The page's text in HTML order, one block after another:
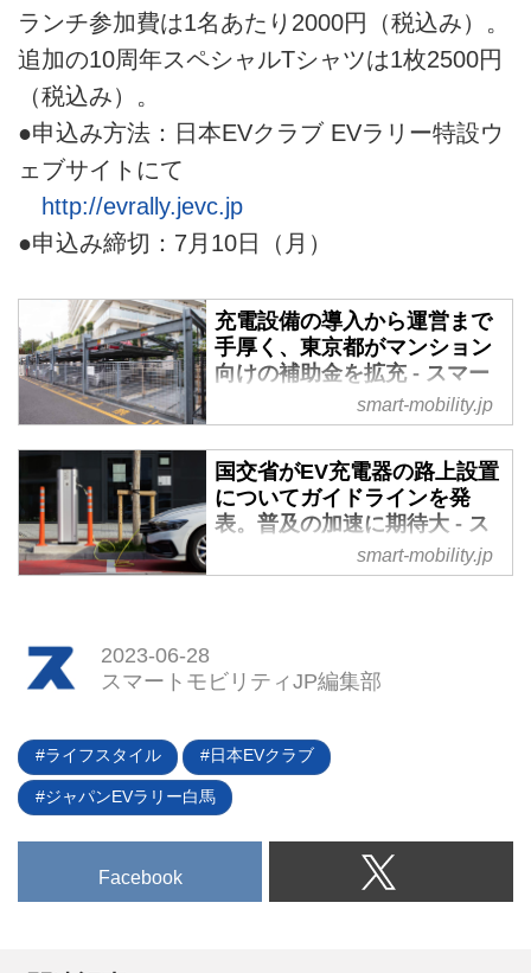
ランチ参加費は1名あたり2000円（税込み）。
追加の10周年スペシャルTシャツは1枚2500円
（税込み）。
●申込み方法：日本EVクラブ EVラリー特設ウ
ェブサイトにて
http://evrally.jevc.jp
●申込み締切：7月10日（月）
充電設備の導入から運営まで
手厚く、東京都がマンション
向けの補助金を拡充 - スマー
トモビリティJP
ため、令和5年度も集合住宅、戸
建住宅への充電設備導入の助成事
業を実する。6月30日から受付が
開始されるが、集合住宅への助成
が充実化したその内容には大いに
smart-mobility.jp
国交省がEV充電器の路上設置
についてガイドラインを発
表。普及の加速に期待大 - ス
マートモビリティJP
に設置されるEV用充電器は増え
続けている。日本では路上充電器
土交通省が「EV充電器の路上設
置に関するガイドライン」を公表
（2023年5月）。路上充電器の設
れていると言われる日本のEV普
及にも弾みがつく可能性が高まっ
smart-mobility.jp
2023-06-28
スマートモビリティJP編集部
ライフスタイル 日本EVクラブ
ジャパンEVラリー白馬
Facebook